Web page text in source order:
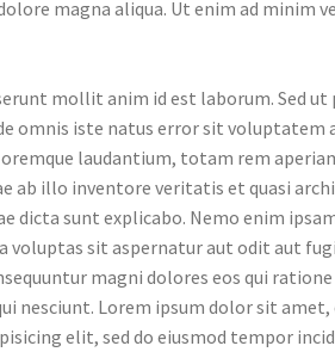
magna aliqua. Ut enim ad minim
mollit anim id est laborum. Sed ut
omnis iste natus error sit voluptatem
laudantium, totam rem
ab illo inventore veritatis et quasi
dicta sunt explicabo. Nemo enim
voluptas sit aspernatur aut odit aut
magni dolores eos qui
nesciunt. Lorem ipsum dolor sit
elit, sed do eiusmod tempor